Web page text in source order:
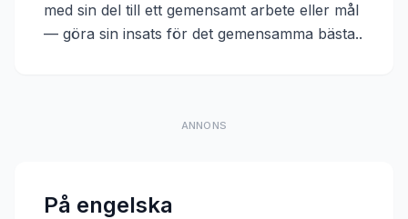
med sin del till ett gemensamt arbete eller mål
— göra sin insats för det gemensamma bästa..
ANNONS
På engelska